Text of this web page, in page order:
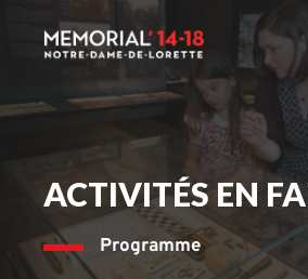
ACTIVITÉS EN
Programme